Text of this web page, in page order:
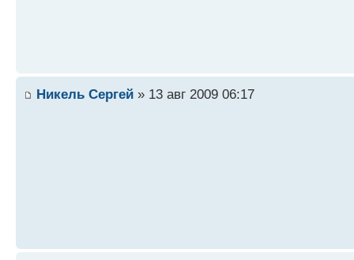
Никель Сергей » 13 авг 2009 06:17